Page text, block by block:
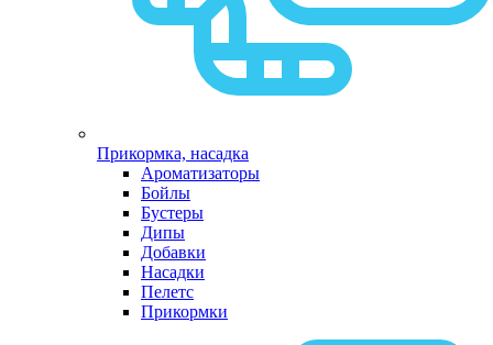
Прикормка, насадка
Ароматизаторы
Бойлы
Бустеры
Дипы
Добавки
Насадки
Пелетс
Прикормки